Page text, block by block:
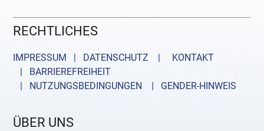
RECHTLICHES
IMPRESSUM | DATENSCHUTZ |
KONTAKT
| BARRIEREFREIHEIT
| NUTZUNGSBEDINGUNGEN
| GENDER-HINWEIS
ÜBER UNS